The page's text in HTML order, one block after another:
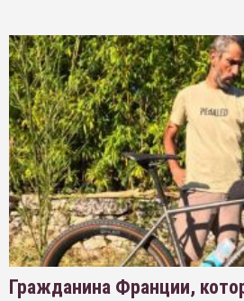
Гражданина Франции,